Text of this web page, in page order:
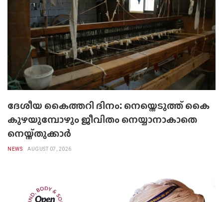
ദേശീയ കൈത്തറി ദിനം: നെയ്തെടുത്ത് കൈ
കുഴയുമ്പോഴും ജീവിതം നെയ്യാനാകാതെ
നെയ്ത്തുക്കാർ
NEWS AUGUST 07, 2026